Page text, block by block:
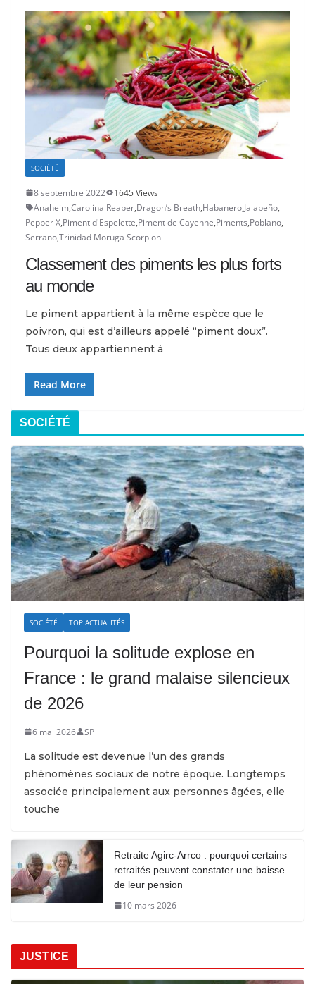
SOCIÉTÉ
8 septembre 2022
1645 Views
Anaheim,Carolina Reaper,Dragon’s Breath,Habanero,Jalapeño,
Pepper X,Piment d'Espelette,Piment de Cayenne,Piments,Poblano,
Serrano,Trinidad Moruga Scorpion
Classement des piments les plus forts
au monde
Le piment appartient à la même espèce que le
poivron, qui est d’ailleurs appelé “piment doux”.
Tous deux appartiennent à
Read More
SOCIÉTÉ
SOCIÉTÉ TOP ACTUALITÉS
Pourquoi la solitude explose en
France : le grand malaise silencieux
de 2026
6 mai 2026 SP
La solitude est devenue l’un des grands
phénomènes sociaux de notre époque. Longtemps
associée principalement aux personnes âgées, elle
touche
Retraite Agirc-Arrco : pourquoi certains
retraités peuvent constater une baisse
de leur pension
10 mars 2026
JUSTICE